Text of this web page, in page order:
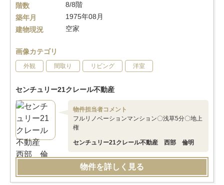
階数
8/8階
築年月
1975年08月
建物現況
空家
画像カテゴリ
外観 間取り リビング 洋室
センチュリー21クレール不動産
物件担当者コメント
フルリノベーションマンション〇浅草5分〇地上
権
センチュリー21クレール不動産 西部 倫明
物件を詳しく見る